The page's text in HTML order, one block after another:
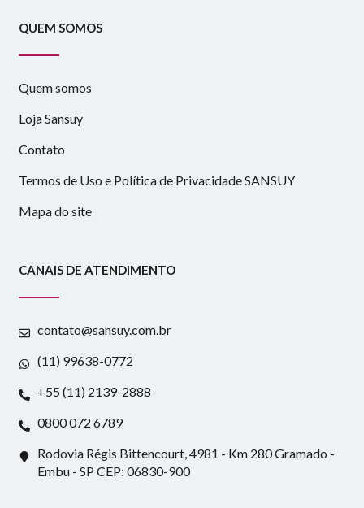
QUEM SOMOS
Quem somos
Loja Sansuy
Contato
Termos de Uso e Política de Privacidade SANSUY
Mapa do site
CANAIS DE ATENDIMENTO
contato@sansuy.com.br
(11) 99638-0772
+55 (11) 2139-2888
0800 072 6789
Rodovia Régis Bittencourt, 4981 - Km 280 Gramado -
Embu - SP CEP: 06830-900